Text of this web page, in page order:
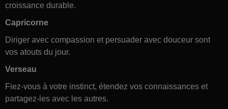
croissance durable.
Capricorne
Diriger avec compassion et persuader avec douceur sont
vos atouts du jour.
Verseau
Fiez-vous à votre instinct, étendez vos connaissances et
partagez-les avec les autres.